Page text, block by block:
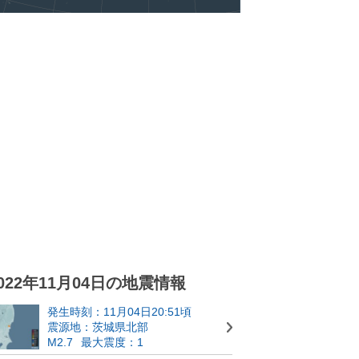
年11月04日の地震情報
発生時刻：11月04日20:51頃
震源地：茨城県北部
M2.7
最大震度：1